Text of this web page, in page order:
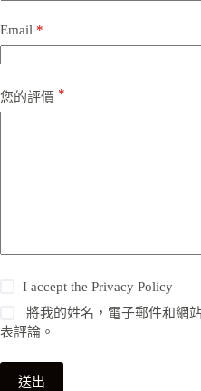
Email *
您的評價 *
I accept thePrivacy Policy
將我的姓名，電子郵件和網
表評論。
送出